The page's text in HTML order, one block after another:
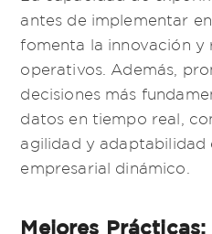
antes de implementar
fomenta la innovación y
operativos. Además,
decisiones más
datos en tiempo real,
agilidad y adaptabilidad
empresarial dinámico.
Mejores Prácticas: